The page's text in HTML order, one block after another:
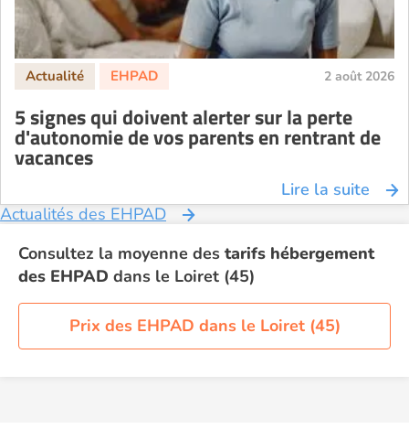
2 août 2026
5 signes qui doivent alerter sur la perte
d'autonomie de vos parents en rentrant de
vacances
Lire la suite
Actualités des EHPAD
Consultez la moyenne des tarifs hébergement
des EHPAD dans le Loiret (45)
Prix des EHPAD dans le Loiret (45)